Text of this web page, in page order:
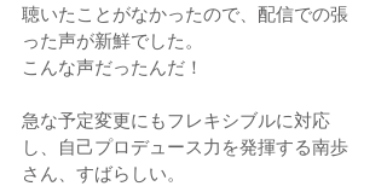
聴いたことがなかったので、配信での張
った声が新鮮でした。
こんな声だったんだ！
急な予定変更にもフレキシブルに対応
し、自己プロデュース力を発揮する南歩
さん、すばらしい。